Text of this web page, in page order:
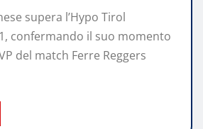
supera l’Hypo Tirol
confermando il suo momento
del match Ferre Reggers